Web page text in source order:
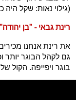
(גילוי נאות: שקל היה
רינת גבאי - "בן יהודה"
את רינת אנחנו
גם לקהל הבוגר יותר
בוגר ויפייפה. הקול